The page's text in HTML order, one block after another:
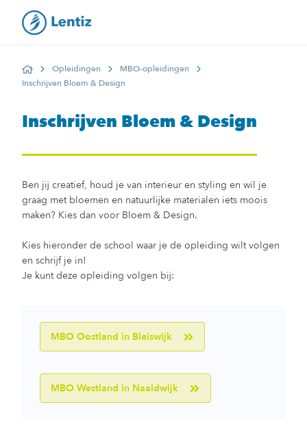
HomeOpleidingen
MBO-opleidingen
Inschrijven Bloem & Design
Inschrijven Bloem & Design
Ben jij creatief, houd je van interieur en styling en wil je
graag met bloemen en natuurlijke materialen iets moois
maken? Kies dan voor Bloem & Design.
Kies hieronder de school waar je de opleiding wilt volgen
en schrijf je in!
Je kunt deze opleiding volgen bij:
MBO Oostland in Bleiswijk
MBO Westland in Naaldwijk